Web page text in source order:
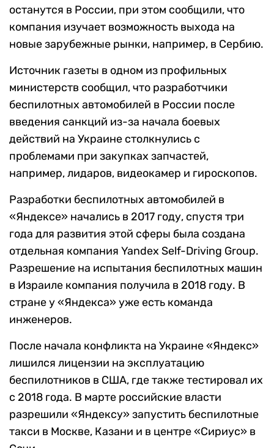
останутся в России, при этом сообщили, что
компания изучает возможность выхода на
новые зарубежные рынки, например, в Сербию.
Источник газеты в одном из профильных
министерств сообщил, что разработчики
беспилотных автомобилей в России после
введения санкций из-за начала боевых
действий на Украине столкнулись с
проблемами при закупках запчастей,
например, лидаров, видеокамер и гироскопов.
Разработки беспилотных автомобилей в
«Яндексе» начались в 2017 году, спустя три
года для развития этой сферы была создана
отдельная компания Yandex Self-Driving Group.
Разрешение на испытания беспилотных машин
в Израиле компания получила в 2018 году. В
стране у «Яндекса» уже есть команда
инженеров.
После начала конфликта на Украине «Яндекс»
лишился лицензии на эксплуатацию
беспилотников в США, где также тестировал их
с 2018 года. В марте российские власти
разрешили «Яндексу» запустить беспилотные
такси в Москве, Казани и в центре «Сириус» в